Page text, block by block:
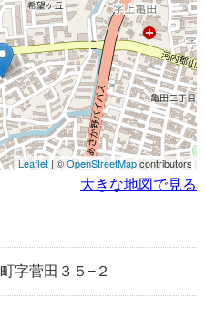
Leaflet | ©OpenStreetMapcontributors
大きな地図で見る
字菅田３５−２